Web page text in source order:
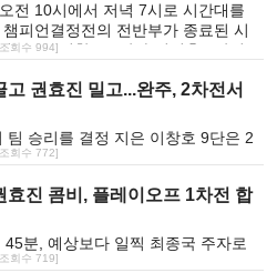
전 10시에서 저녁 7시로 시간대를
피언결정전의 전반부가 종료된 시
54분. 이창호 9단과 최명훈 9단이
다. 결과는 이창호 9단의 백 2집반
회수 994]
고 권효진 밀고...완주, 2차전서
팀 승리를 결정 지은 이창호 9단은 2
국에 출전해 김수장 9단을 상대로 선
날 최다승 기록과 타이를 이룬 상태에
1,969승으로 최다승 기록을 새로
이 됐다.
회수 772]
효진 콤비, 플레이오프 1차전 합
45분, 예상보다 일찍 최종국 주자로
9단은 최규병 9단을 상대로 2시간
회수 719]